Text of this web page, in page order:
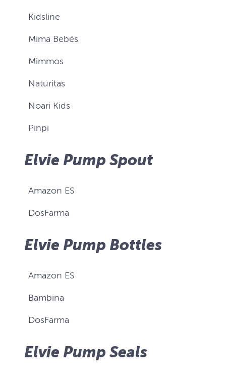
Kidsline
Mima Bebés
Mimmos
Naturitas
Noari Kids
Pinpi
Elvie Pump Spout
Amazon ES
DosFarma
Elvie Pump Bottles
Amazon ES
Bambina
DosFarma
Elvie Pump Seals